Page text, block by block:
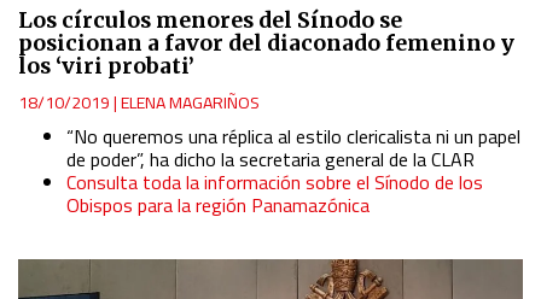
Los círculos menores del Sínodo se
posicionan a favor del diaconado femenino y
los ‘viri probati’
18/10/2019|ELENA MAGARIÑOS
“No queremos una réplica al estilo clericalista ni un papel
de poder”, ha dicho la secretaria general de la CLAR
Consulta toda la información sobre el Sínodo de los
Obispos para la región Panamazónica